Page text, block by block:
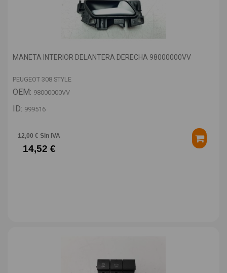
MANETA INTERIOR DELANTERA DERECHA 98000000VV
PEUGEOT 308 STYLE
OEM: 98000000VV
ID: 999516
12,00 € Sin IVA
14,52 €